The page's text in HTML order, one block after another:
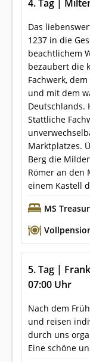
4. Tag |
Das
1237 in die
beachtlichem
bezaubert die
Fachwerk,
und mit dem
Deutschlands.
Stattliche
Marktplatzes.
Berg die
Römer an den
einem Kastell
MS
5. Tag |
07:00 Uhr
Nach dem
und reisen
durch uns
Eine schöne